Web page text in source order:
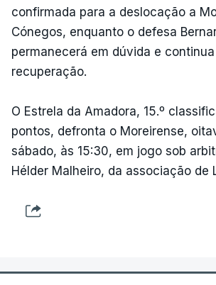
confirmada para a deslocação a
Cónegos, enquanto o defesa
permanecerá em dúvida e
recuperação.
O Estrela da Amadora, 15.º
pontos, defronta o Moreirense,
sábado, às 15:30, em jogo sob
Hélder Malheiro, da associação de